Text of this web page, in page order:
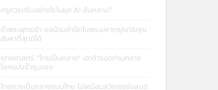
ครูควรปรับอย่างไรในยุค AI ล้นหลาม?
ข้าพระพุทธเจ้า ขอน้อมสำนึกในพระมหากรุณาธิคุณ
อันหาที่สุดมิได้
ยุทธศาสตร์ “ไทยเป็นกลาง” เอาตัวรอดท่ามกลาง
โลกแบ่งขั้วรุนแรง
ไทยควรเป็นกลางแบบไทย ไม่เหมือนสวิตเซอร์แลนด์